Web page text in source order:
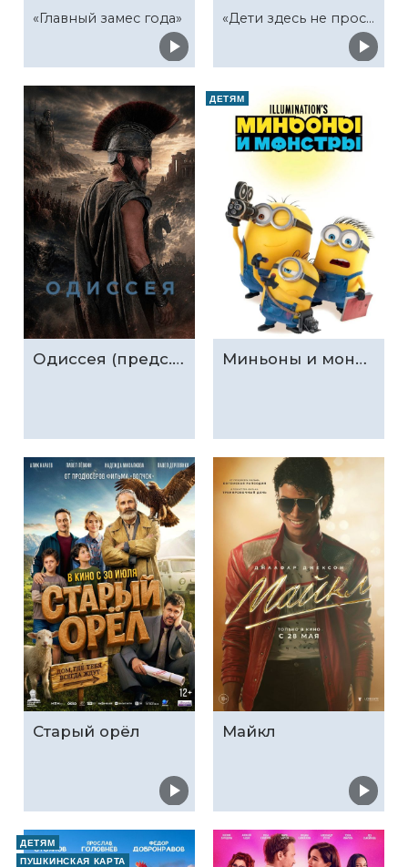
«Главный замес года» «Дети здесь не просто так»
Одиссея (предс.обсл. & Три добрых дела)
ДЕТЯМ
Миньоны и монстры (предс.обсл. & Три добрых дела)
Старый орёл Майкл
ДЕТЯМ
ПУШКИНСКАЯ КАРТА